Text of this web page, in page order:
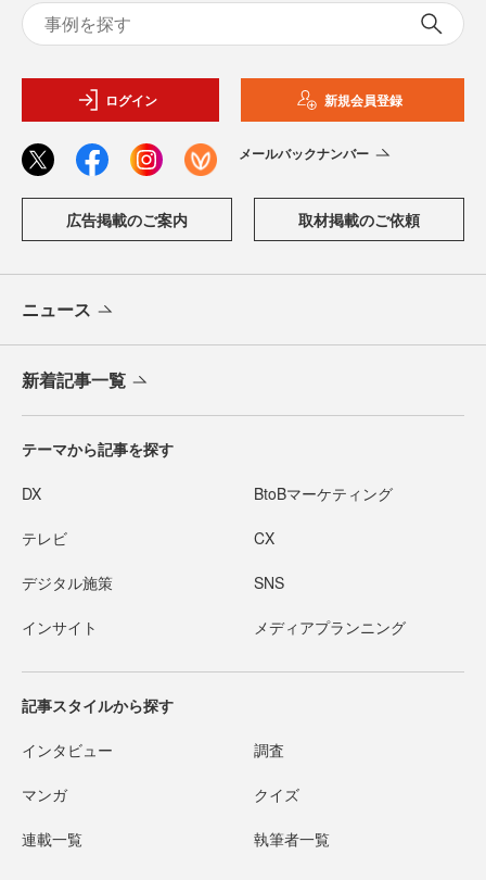
ログイン 新規会員登録
メールバックナンバー
広告掲載のご案内 取材掲載のご依頼
ニュース
新着記事一覧
テーマから記事を探す
DX BtoBマーケティング
テレビ CX
デジタル施策 SNS
インサイト メディアプランニング
記事スタイルから探す
インタビュー 調査
マンガ クイズ
連載一覧 執筆者一覧